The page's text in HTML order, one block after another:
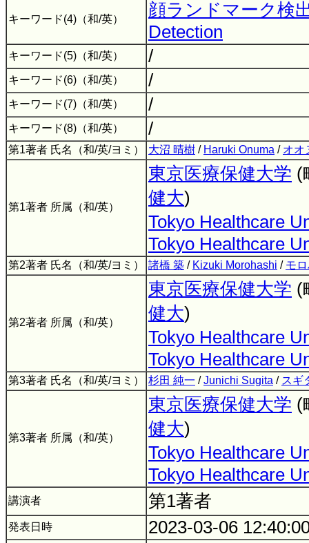
キーワード(4)（和/英）
顔ランドマーク検
Detection
キーワード(5)（和/英） /
キーワード(6)（和/英） /
キーワード(7)（和/英） /
キーワード(8)（和/英） /
第1著者 氏名（和/英/ヨミ） 大沼 晴樹 / Haruki Onuma / オオ
第1著者 所属（和/英）
東京医療保健大学 (
健大)
Tokyo Healthcare
Tokyo Healthcare
第2著者 氏名（和/英/ヨミ） 諸橋 築 / Kizuki Morohashi / モ
第2著者 所属（和/英）
東京医療保健大学 (
健大)
Tokyo Healthcare
Tokyo Healthcare
第3著者 氏名（和/英/ヨミ） 杉田 純一 /Junichi Sugita / スギ
第3著者 所属（和/英）
東京医療保健大学 (
健大)
Tokyo Healthcare
Tokyo Healthcare
講演者 第1著者
発表日時 2023-03-06